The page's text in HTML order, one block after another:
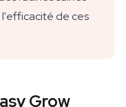
de ces
Grow